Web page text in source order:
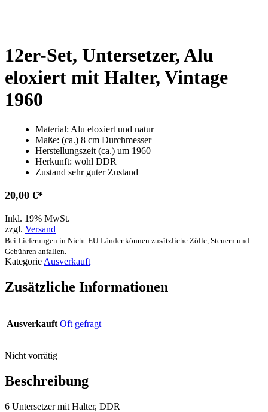
12er-Set, Untersetzer, Alu
eloxiert mit Halter, Vintage
1960
Material: Alu eloxiert und natur
Maße: (ca.)­­­­­­­­­ 8 cm Durchmesser
Herstellungszeit (ca.) um 1960
Herkunft: wohl DDR
Zustand sehr guter Zustand
20,00 €
Inkl. 19% MwSt.
zzgl. Versand
Bei Lieferungen in Nicht-EU-Länder können zusätzliche Zölle, Steuern und
Gebühren anfallen.
Kategorie Ausverkauft
Zusätzliche Informationen
Ausverkauft Oft gefragt
Nicht vorrätig
Beschreibung
6 Untersetzer mit Halter, DDR